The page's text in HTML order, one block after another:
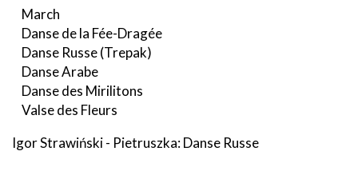
March
Danse de la Fée-Dragée
Danse Russe (Trepak)
Danse Arabe
Danse des Mirilitons
Valse des Fleurs
Igor Strawiński - Pietruszka: Danse Russe